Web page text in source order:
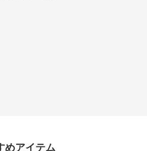
めアイテム